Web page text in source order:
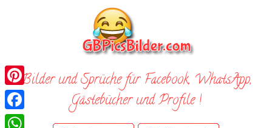
Bilder und Sprüche für Facebook, WhatsApp,
Gästebücher und Profile !
Pinterest
Facebook